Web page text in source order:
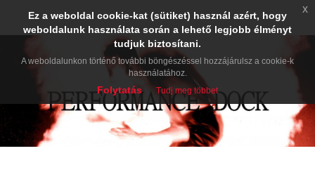
Ez a weboldal cookie-kat (sütiket) használ azért, hogy
weboldalunk használata során a lehető legjobb élményt
tudjuk biztosítani.
A weboldalunkon történő további böngészéssel hozzájárulsz a cookie-k
használatához.
Folytatás Tudj meg többet
x